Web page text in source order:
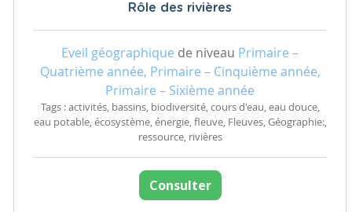
Rôle des rivières
Eveil géographique de niveau Primaire –
Quatrième année, Primaire – Cinquième année,
Primaire – Sixième année
Tags : activités, bassins, biodiversité, cours d'eau, eau douce,
eau potable, écosystème, énergie, fleuve, Fleuves, Géographie:,
ressource, rivières
Consulter